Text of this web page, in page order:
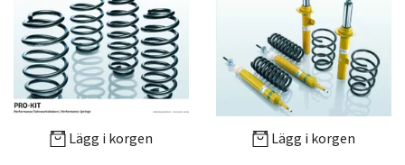
Lägg i korgen Lägg i korgen